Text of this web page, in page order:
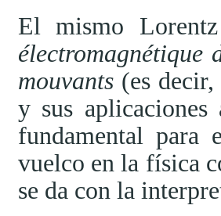
El mismo
mouvants (es decir,
y sus
fundamental para
vuelco en la física
se da con la